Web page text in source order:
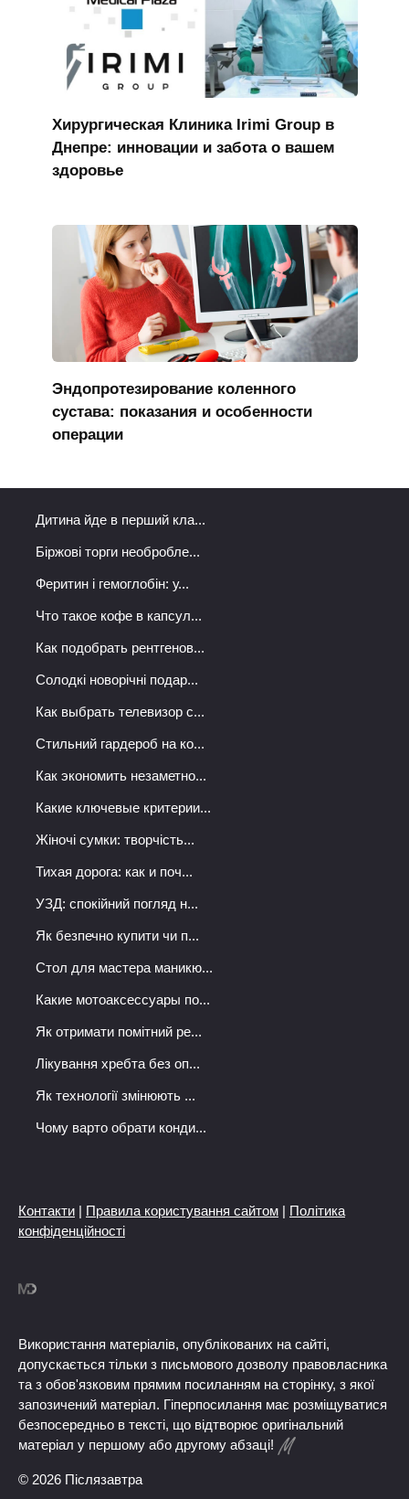
Хирургическая Клиника Irimi Group в
Днепре: инновации и забота о вашем
здоровье
Эндопротезирование коленного
сустава: показания и особенности
операции
Дитина йде в перший кла...
Біржові торги необробле...
Феритин і гемоглобін: у...
Что такое кофе в капсул...
Как подобрать рентгенов...
Солодкі новорічні подар...
Как выбрать телевизор с...
Стильний гардероб на ко...
Как экономить незаметно...
Какие ключевые критерии...
Жіночі сумки: творчість...
Тихая дорога: как и поч...
УЗД: спокійний погляд н...
Як безпечно купити чи п...
Стол для мастера маникю...
Какие мотоаксессуары по...
Як отримати помітний ре...
Лікування хребта без оп...
Як технології змінюють ...
Чому варто обрати конди...
Контакти | Правила користування сайтом | Політика
конфіденційності
Використання матеріалів, опублікованих на сайті,
допускається тільки з письмового дозволу правовласника
та з обов'язковим прямим посиланням на сторінку, з якої
запозичений матеріал. Гіперпосилання має розміщуватися
безпосередньо в тексті, що відтворює оригінальний
матеріал у першому або другому абзаці!
© 2026 Післязавтра